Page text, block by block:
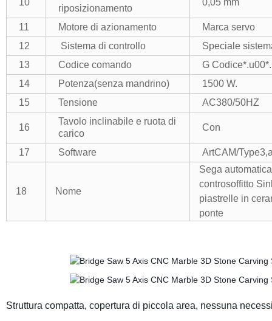
10
riposizionamento
0,05 mm
11 Motore di azionamento
Marca servo
12
Sistema di controllo
Speciale
13
Codice comando
G
14
Potenza(senza mandrino)
1500 W.
15
Tensione AC380/50HZ
16
Tavolo inclinabile e ruota di
carico
Con
17 Software ArtCAM/
18 Nome
Sega
controsoffitto
piastrelle in
ponte
Struttura compatta, copertura di piccola area, nessuna